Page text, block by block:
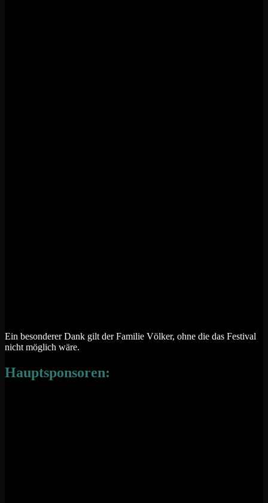
Ein besonderer Dank gilt der Familie Völker, ohne die das Festival
nicht möglich wäre.
Hauptsponsoren: